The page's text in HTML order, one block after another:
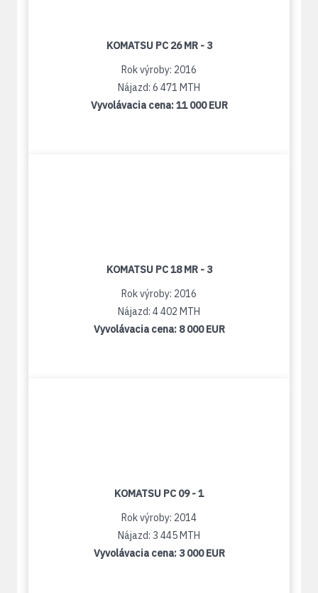
KOMATSU PC 26 MR - 3
Rok výroby: 2016
Nájazd: 6 471 MTH
Vyvolávacia cena:11 000 EUR
KOMATSU PC 18 MR - 3
Rok výroby: 2016
Nájazd: 4 402 MTH
Vyvolávacia cena: 8 000 EUR
KOMATSU PC 09 - 1
Rok výroby: 2014
Nájazd: 3 445 MTH
Vyvolávacia cena: 3 000 EUR